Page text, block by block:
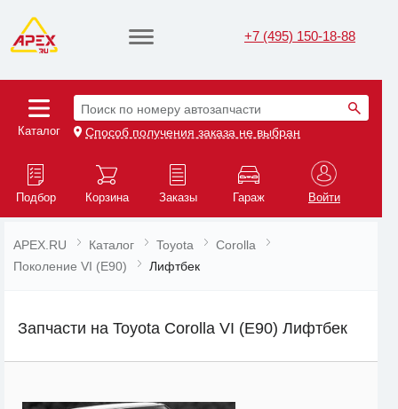
+7 (495) 150-18-88
Каталог
Поиск по номеру автозапчасти
Способ получения заказа не выбран
Подбор Корзина Заказы Гараж Войти
APEX.RU Каталог Toyota
Corolla
Поколение VI (E90)
Лифтбек
Запчасти на Toyota Corolla VI (E90) Лифтбек